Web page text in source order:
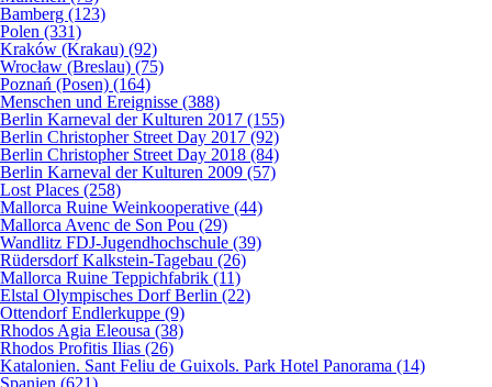
Bamberg (123)
Polen (331)
Kraków (Krakau) (92)
Wrocław (Breslau) (75)
Poznań (Posen) (164)
Menschen und Ereignisse (388)
Berlin Karneval der Kulturen 2017 (155)
Berlin Christopher Street Day 2017 (92)
Berlin Christopher Street Day 2018 (84)
Berlin Karneval der Kulturen 2009 (57)
Lost Places (258)
Mallorca Ruine Weinkooperative (44)
Mallorca Avenc de Son Pou (29)
Wandlitz FDJ-Jugendhochschule (39)
Rüdersdorf Kalkstein-Tagebau (26)
Mallorca Ruine Teppichfabrik (11)
Elstal Olympisches Dorf Berlin (22)
Ottendorf Endlerkuppe (9)
Rhodos Agia Eleousa (38)
Rhodos Profitis Ilias (26)
Katalonien. Sant Feliu de Guixols. Park Hotel Panorama (14)
Spanien (621)